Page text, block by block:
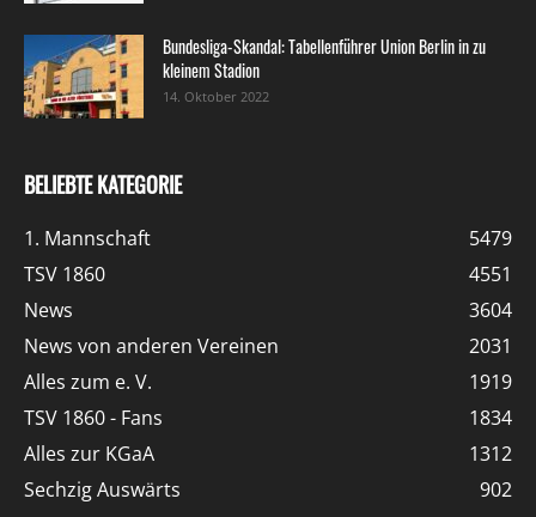
Bundesliga-Skandal: Tabellenführer Union Berlin in zu
kleinem Stadion
14. Oktober 2022
BELIEBTE KATEGORIE
1. Mannschaft
5479
TSV 1860
4551
News
3604
News von anderen Vereinen
2031
Alles zum e. V.
1919
TSV 1860 - Fans
1834
Alles zur KGaA
1312
Sechzig Auswärts
902